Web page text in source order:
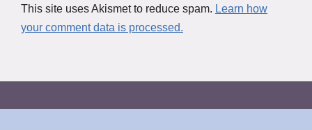
This site uses Akismet to reduce spam. Learn how
your comment data is processed.